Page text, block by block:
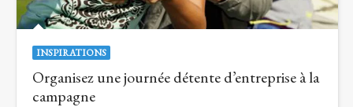
INSPIRATIONS
Organisez une journée détente d’entreprise à la
campagne